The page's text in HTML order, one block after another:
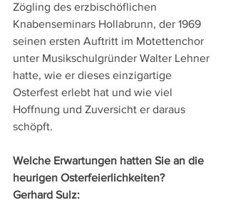
Zögling des erzbischöflichen
Knabenseminars Hollabrunn, der 1969
seinen ersten Auftritt im Motettenchor
unter Musikschulgründer Walter Lehner
hatte, wie er dieses einzigartige
Osterfest erlebt hat und wie viel
Hoffnung und Zuversicht er daraus
schöpft.
Welche Erwartungen hatten Sie an die
heurigen Osterfeierlichkeiten?
Gerhard Sulz: